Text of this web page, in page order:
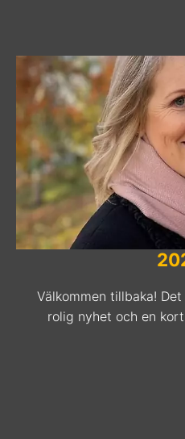
Välkommen tillbaka!
rolig nyhet och en